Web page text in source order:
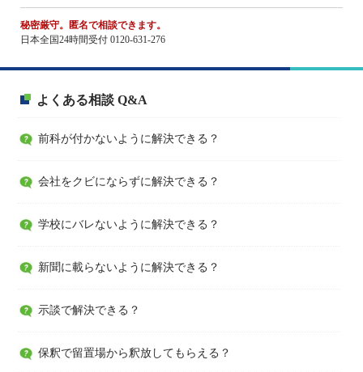
秘密厳守。匿名で相談できます。
日本全国24時間受付 0120-631-276
よくある相談 Q&A
前科が付かないように解決できる？
会社をクビにならずに解決できる？
学校にバレないように解決できる？
新聞に載らないように解決できる？
示談で解決できる？
保釈で留置場から釈放してもらえる？